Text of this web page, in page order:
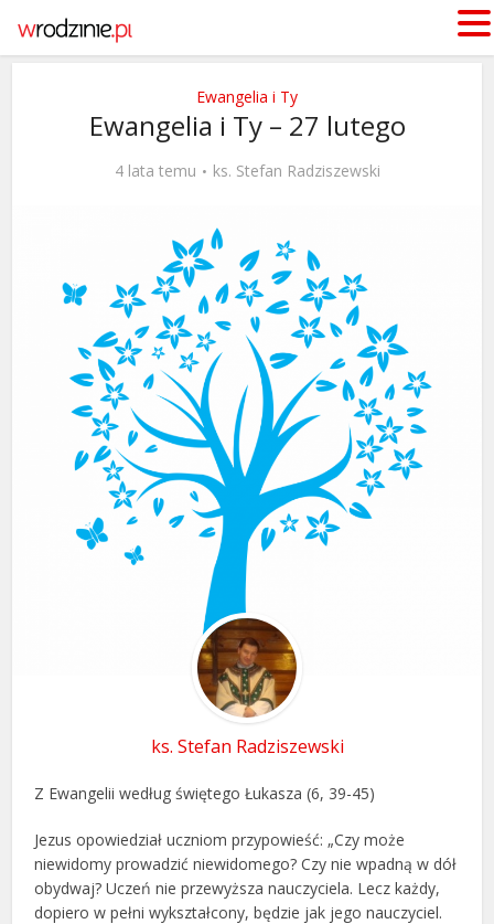
Ewangelia i Ty
Ewangelia i Ty – 27 lutego
4 lata temu ks. Stefan Radziszewski
ks. Stefan Radziszewski
Z Ewangelii według świętego Łukasza (6, 39-45)
Jezus opowiedział uczniom przypowieść: „Czy może
niewidomy prowadzić niewidomego? Czy nie wpadną w dół
obydwaj? Uczeń nie przewyższa nauczyciela. Lecz każdy,
dopiero w pełni wykształcony, będzie jak jego nauczyciel.